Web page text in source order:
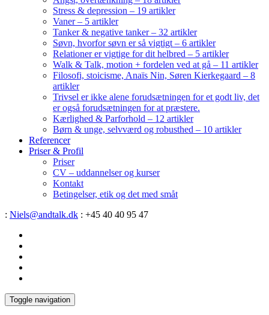
Stress & depression – 19 artikler
Vaner – 5 artikler
Tanker & negative tanker – 32 artikler
Søvn, hvorfor søvn er så vigtigt – 6 artikler
Relationer er vigtige for dit helbred – 5 artikler
Walk & Talk, motion + fordelen ved at gå – 11 artikler
Filosofi, stoicisme, Anaïs Nin, Søren Kierkegaard – 8
artikler
Trivsel er ikke alene forudsætningen for et godt liv, det
er også forudsætningen for at præstere.
Kærlighed & Parforhold – 12 artikler
Børn & unge, selvværd og robusthed – 10 artikler
Referencer
Priser & Profil
Priser
CV – uddannelser og kurser
Kontakt
Betingelser, etik og det med småt
: Niels@andtalk.dk : +45 40 40 95 47
Toggle navigation